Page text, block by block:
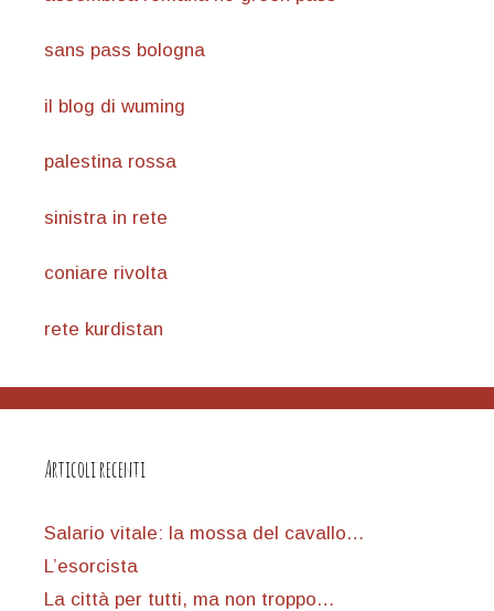
sans pass bologna
il blog di wuming
palestina rossa
sinistra in rete
coniare rivolta
rete kurdistan
Articoli recenti
Salario vitale: la mossa del cavallo…
L’esorcista
La città per tutti, ma non troppo…